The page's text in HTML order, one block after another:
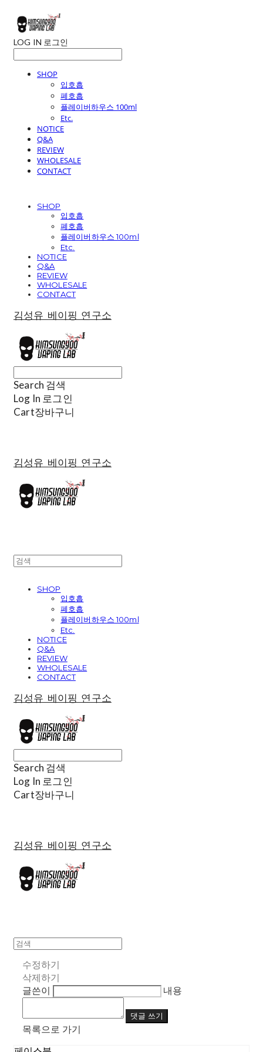
LOG IN 로그인
SHOP
입호흡
폐호흡
플레이버하우스 100ml
Etc.
NOTICE
Q&A
REVIEW
WHOLESALE
CONTACT
SHOP
입호흡
폐호흡
플레이버하우스 100ml
Etc.
NOTICE
Q&A
REVIEW
WHOLESALE
CONTACT
김성유 베이핑 연구소
Search 검색
Log In 로그인
Cart장바구니
김성유 베이핑 연구소
SHOP
입호흡
폐호흡
플레이버하우스 100ml
Etc.
NOTICE
Q&A
REVIEW
WHOLESALE
CONTACT
김성유 베이핑 연구소
Search 검색
Log In 로그인
Cart장바구니
김성유 베이핑 연구소
수정하기
삭제하기
글쓴이
내용
댓글 쓰기
목록으로 가기